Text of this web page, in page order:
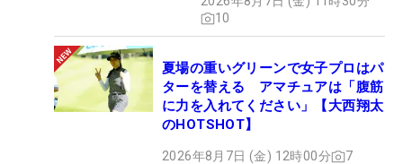
10
夏場の重いグリーンで女子プロはパ
ターを替える アマチュアは「腹筋
に力を入れてください」【大西翔太
のHOTSHOT】
2026年8月7日 (金) 12時00分 7